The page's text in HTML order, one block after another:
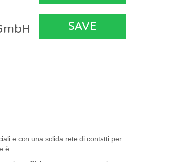
SAVE
e con una solida rete di contatti per
è: